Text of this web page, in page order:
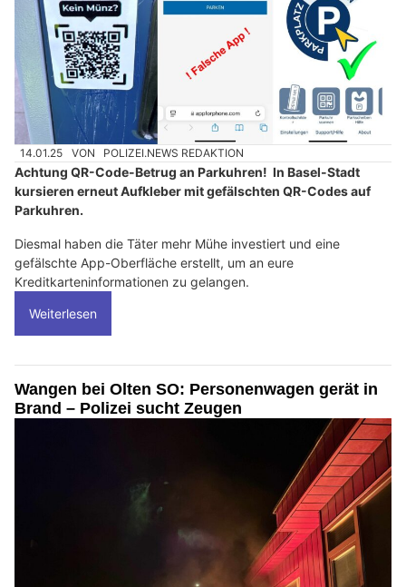
14.01.25 VON POLIZEI.NEWS REDAKTION
Achtung QR-Code-Betrug an Parkuhren! In Basel-Stadt
kursieren erneut Aufkleber mit gefälschten QR-Codes auf
Parkuhren.
Diesmal haben die Täter mehr Mühe investiert und eine
gefälschte App-Oberfläche erstellt, um an eure
Kreditkarteninformationen zu gelangen.
Weiterlesen
Wangen bei Olten SO: Personenwagen gerät in
Brand – Polizei sucht Zeugen